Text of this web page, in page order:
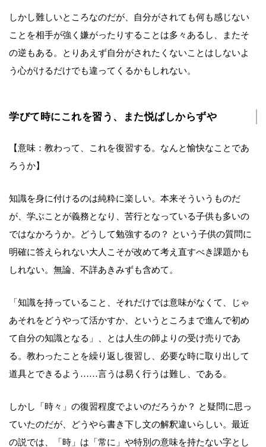
しかし難しいところなのだが、自分がされても何も感じない
ことを相手が強く嫌がったりすることは多々あるし、またそ
の逆もある。とりあえず自分がされたくないことはしないよ
う心がけるだけでも違ってくるかもしれない。
学びて時にこれを習う、また悦ばしからずや
【意味：教わって、これを復習する。なんと愉快なことであ
ろうか】
知識を身に付けるのは純粋に楽しい。本来そういうものだ
が、学ぶことが義務となり、苦行となっている子供も多いの
ではなかろうか。どうして勉強するの？ という子供の質問に
明確に答えられない大人こそが改めて考え直すべき課題かも
しれない。無論、不詳あきみずも含めて。
「知識を持っていること、それだけでは意味がなくて、じゃ
あそれをどうやって活かすか、というところまで進んで初め
て自分の知識となる」、とは人生の師よりの受け売りであ
る。教わったことを繰り返し復習し、必要な時に取り出して
道具とできるよう……言うは易く行うは難し、である。
しかし「時々」の復習程度でよいのだろうか？ と疑問に思っ
ていたのだが、どうやら書き下し文の解釈違いらしい。最近
の説では、「時」は「常に」や特別の意味を持たない字とし